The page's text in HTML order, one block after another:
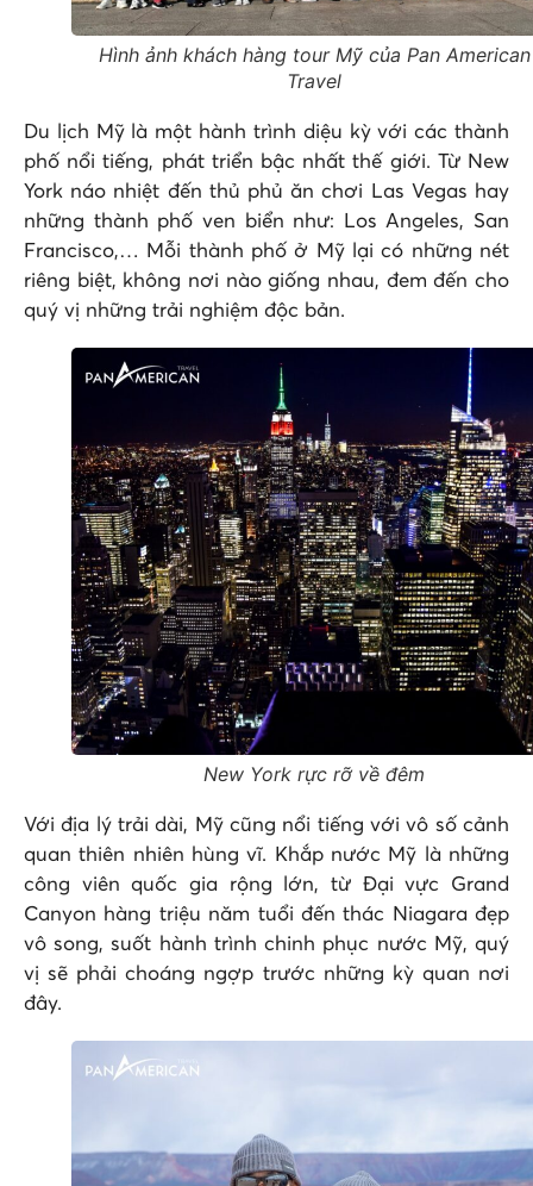
Hình ảnh khách hàng tour Mỹ của Pan American
Travel
Du lịch Mỹ là một hành trình diệu kỳ với các thành
phố nổi tiếng, phát triển bậc nhất thế giới. Từ New
York náo nhiệt đến thủ phủ ăn chơi Las Vegas hay
những thành phố ven biển như: Los Angeles, San
Francisco,… Mỗi thành phố ở Mỹ lại có những nét
riêng biệt, không nơi nào giống nhau, đem đến cho
quý vị những trải nghiệm độc bản.
New York rực rỡ về đêm
Với địa lý trải dài, Mỹ cũng nổi tiếng với vô số cảnh
quan thiên nhiên hùng vĩ. Khắp nước Mỹ là những
công viên quốc gia rộng lớn, từ Đại vực Grand
Canyon hàng triệu năm tuổi đến thác Niagara đẹp
vô song, suốt hành trình chinh phục nước Mỹ, quý
vị sẽ phải choáng ngợp trước những kỳ quan nơi
đây.